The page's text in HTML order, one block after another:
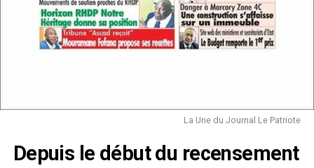
La Une du Journal Le Patriote
Depuis le début du recensement